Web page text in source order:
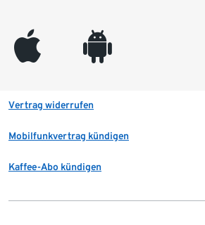
appleinc android
Vertrag widerrufen
Mobilfunkvertrag kündigen
Kaffee-Abo kündigen